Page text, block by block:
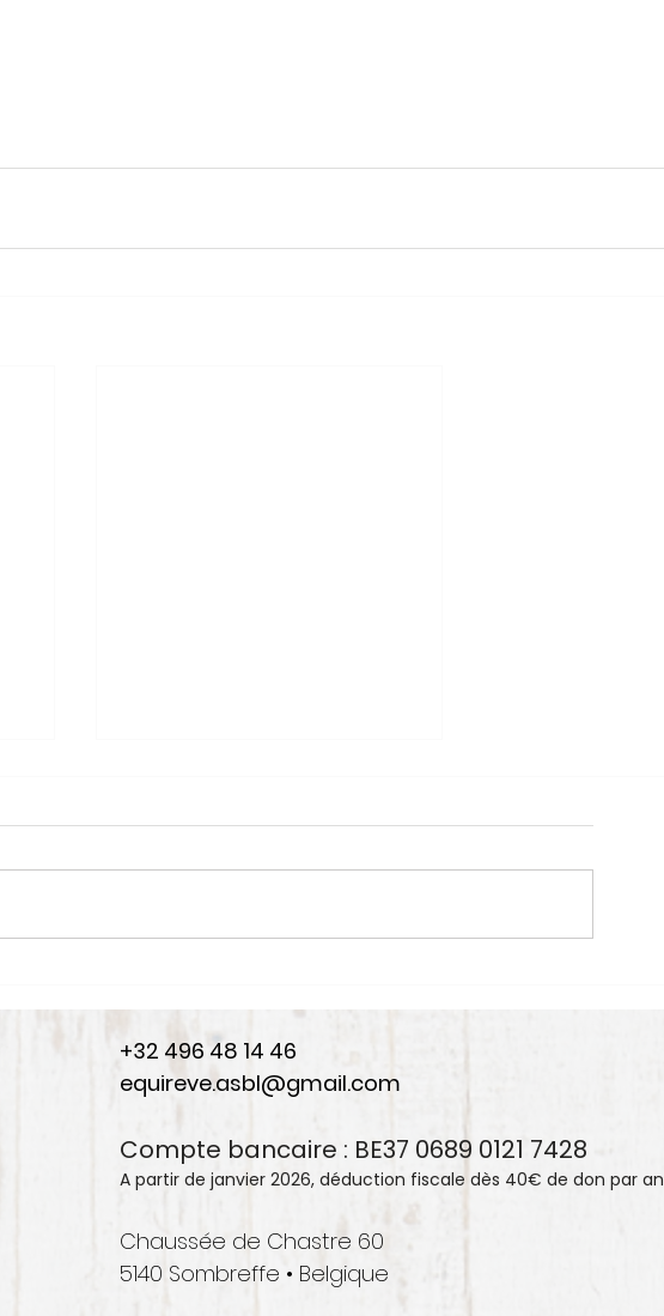
RÉHABILITATION
+32 496 48 14 46
equireve.asbl@gmail.com
Compte bancaire : BE37 0689 0121 7428
A partir de janvier 2026, déduction fiscale dès 40€ de don par an
Chaussée de Chastre 60
5140 Sombreffe • Belgique